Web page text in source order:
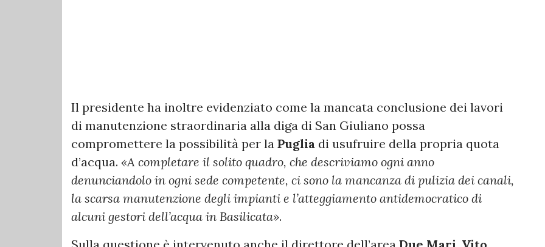
Il presidente ha inoltre evidenziato come la mancata conclusione dei lavori
di manutenzione straordinaria alla diga di San Giuliano possa
compromettere la possibilità per la Puglia di usufruire della propria quota
d’acqua. «A completare il solito quadro, che descriviamo ogni anno
denunciandolo in ogni sede competente, ci sono la mancanza di pulizia dei canali,
la scarsa manutenzione degli impianti e l’atteggiamento antidemocratico di
alcuni gestori dell’acqua in Basilicata».